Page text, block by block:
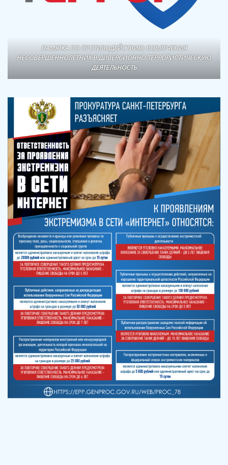
ПАМЯТКА ПО ПРОТИВОДЕЙСТВИЮ ВОВЛЕЧЕНИЯ
НЕСОВЕРШЕННОЛЕТНИХ В ДИВЕРСИОННО-ТЕРРОРИСТИЧЕСКУЮ
ДЕЯТЕЛЬНОСТЬ